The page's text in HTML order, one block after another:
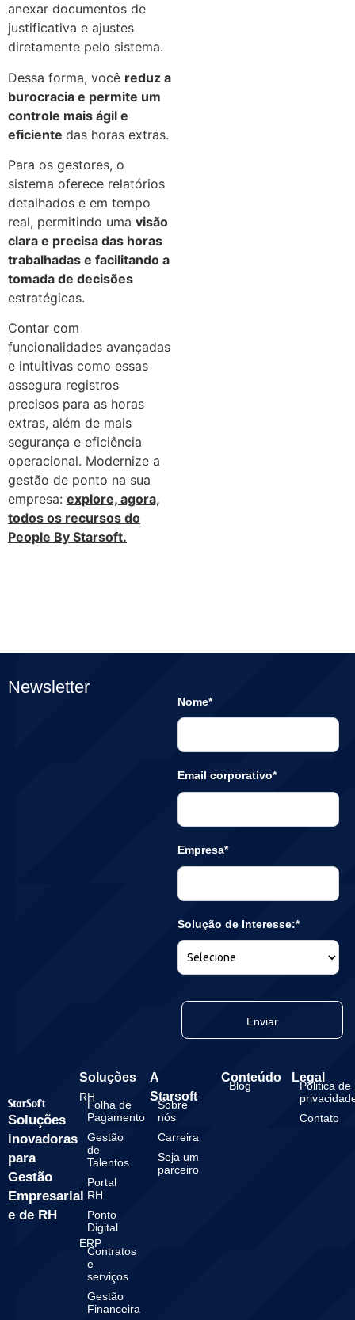
anexar documentos de
justificativa e ajustes
diretamente pelo sistema.
Dessa forma, você reduz a
burocracia e permite um
controle mais ágil e
eficiente das horas extras.
Para os gestores, o
sistema oferece relatórios
detalhados e em tempo
real, permitindo uma visão
clara e precisa das horas
trabalhadas e facilitando a
tomada de decisões
estratégicas.
Contar com
funcionalidades avançadas
e intuitivas como essas
assegura registros
precisos para as horas
extras, além de mais
segurança e eficiência
operacional. Modernize a
gestão de ponto na sua
empresa: explore, agora,
todos os recursos do
People By Starsoft.
Newsletter
Nome*
Email corporativo*
Empresa*
Solução de Interesse:*
Enviar
Soluções
inovadoras
para
Gestão
Empresarial
e de RH
Soluções
RH
Folha de
Pagamento
Gestão
de
Talentos
Portal
RH
Ponto
Digital
ERP
Contratos
e
serviços
Gestão
Financeira
A
Starsoft
Sobre
nós
Carreira
Seja um
parceiro
Conteúdo
Blog
Legal
Politica de
Contato